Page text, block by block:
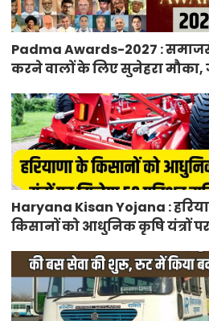
Padma Awards-2027 :
करने वालों के लिए सुनेहरा मौका,
लिए आवेदन
Haryana Kisan Yojana :
किसानों को आधुनिक कृषि यंत्रों पर
आवेदन